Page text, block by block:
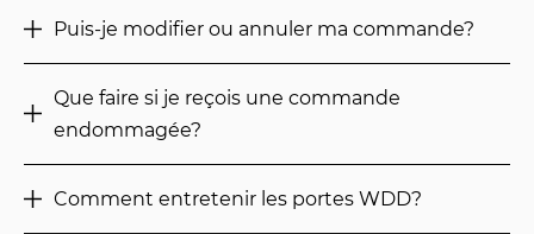
Puis-je modifier ou annuler ma commande?
Que faire si je reçois une commande
endommagée?
Comment entretenir les portes WDD?